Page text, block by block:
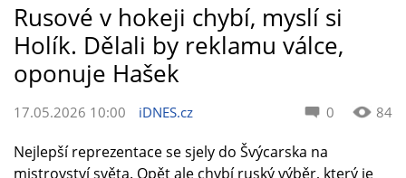
Rusové v hokeji chybí, myslí si
Holík. Dělali by reklamu válce,
oponuje Hašek
0 84
17.05.2026 10:00 iDNES.cz
Nejlepší reprezentace se sjely do Švýcarska na
mistrovství světa. Opět ale chybí ruský výběr, který je